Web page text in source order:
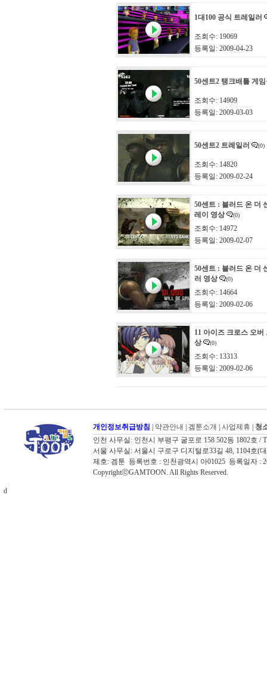
1대100 공식 트레일러
조회수: 19069
등록일: 2009-04-23
50센트2 탱크배틀 게
조회수: 14909
등록일: 2009-03-03
50센트2 트레일러 (0)
조회수: 14820
등록일: 2009-02-24
50센트 : 블러드 온 더
레이 영상
(0)
조회수: 14972
등록일: 2009-02-07
50센트 : 블러드 온 더
러 영상
(0)
조회수: 14664
등록일: 2009-02-06
11 아이즈 크로스 오버
상
(0)
조회수: 13313
등록일: 2009-02-06
개인정보취급방침 약관안내 겜툰소개 사업제휴
청
인천 사무실: 인천시 부평구 굴포로 158 502동 1802호 /
서울 사무실: 서울시 구로구 디지털로33길 48, 1104호(
제호: 겜툰 등록번호 : 인천광역시 아01025 등록일자 :
CopyrightⓒGAMTOON. All Rights Reserved.
d